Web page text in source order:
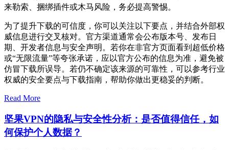
来勒索、捆绑插件或木马风险，务必提高警惕。
为了提升下载的可信度，你可以关注以下要点，并结合外部权
威信息进行交叉核对。官方渠道通常会公布版本号、发布日
期、开发者信息与安全声明。若你在非官方页面看到超低价格
或“无限流量”等夸张承诺，应以官方公布的信息为准，避免被
仿冒下载所误导。若仍不确定该来源的可靠性，可以参考行业
权威的安全要点与下载指南，帮助你做出更稳妥的判断。
Read More
坚果VPN的隐私与安全性分析：是否值得信任，如
何保护个人数据？